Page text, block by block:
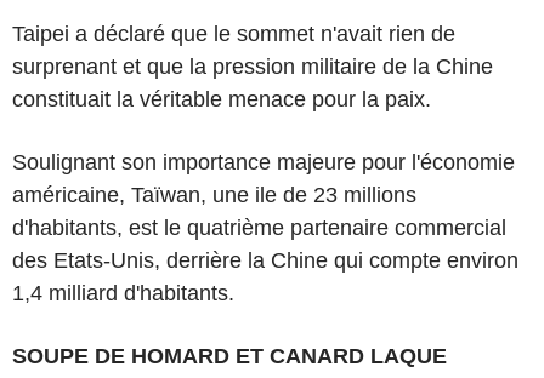
Taipei a déclaré que le sommet n'avait rien de
surprenant et que la pression militaire de la Chine
constituait la véritable menace pour la paix.
Soulignant son importance majeure pour l'économie
américaine, Taïwan, une ile de 23 millions
d'habitants, est le quatrième partenaire commercial
des Etats-Unis, derrière la Chine qui compte environ
1,4 milliard d'habitants.
SOUPE DE HOMARD ET CANARD LAQUE